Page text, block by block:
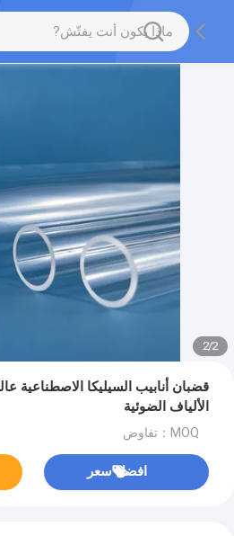
2
/
2
قضبان أنابيب السيليكا الاصطناعية
الألياف الضوئية
MOQ：تفاوض
افضل سعر